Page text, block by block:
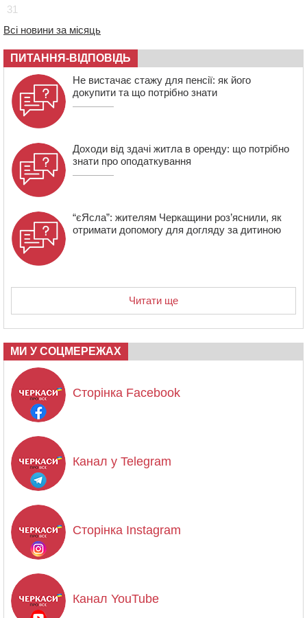
15:05 На Звенигородщині, попри заборону міськради,
14:31 У Каневі аномальна спека призвела до перебоїв у
роботі електромереж та комунальних служб
14:02
На Черкащині намолотили перший мільйон тонн
зерна нового врожаю
31
Всі новини за місяць
ПИТАННЯ-ВІДПОВІДЬ
Не вистачає стажу для пенсії: як його
докупити та що потрібно знати
Доходи від здачі житла в оренду: що потрібно
знати про оподаткування
“єЯсла”: жителям Черкащини роз’яснили, як
отримати допомогу для догляду за дитиною
Читати ще
МИ У СОЦМЕРЕЖАХ
Сторінка Facebook
Канал у Telegram
Сторінка Instagram
Канал YouTube